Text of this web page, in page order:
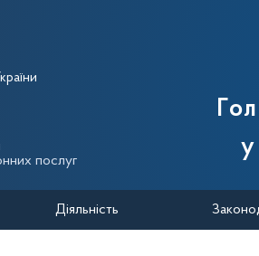
Державної
послуг
Діяльність